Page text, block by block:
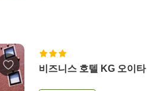
비즈니스 호텔 KG 오이타